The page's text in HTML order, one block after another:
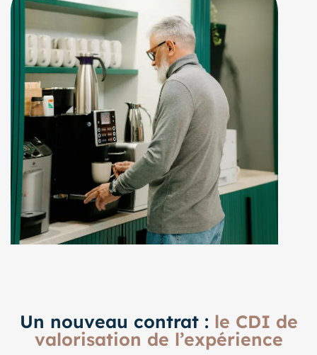
Un nouveau contrat : le CDI de
valorisation de l’expérience